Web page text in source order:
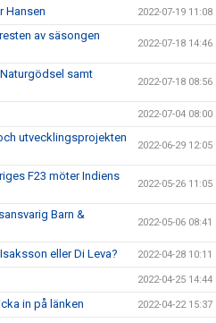
Hansen 2022-07-19 11:08
av säsongen
2022-07-18 14:46
samt
2022-07-18 08:56
2022-07-04 08:00
utvecklingsprojekten
2022-06-29 12:05
F23 möter Indiens
2022-05-26 11:05
Barn &
2022-05-06 08:41
eller Di Leva? 2022-04-28 10:11
2022-04-25 14:44
in på länken 2022-04-22 15:37